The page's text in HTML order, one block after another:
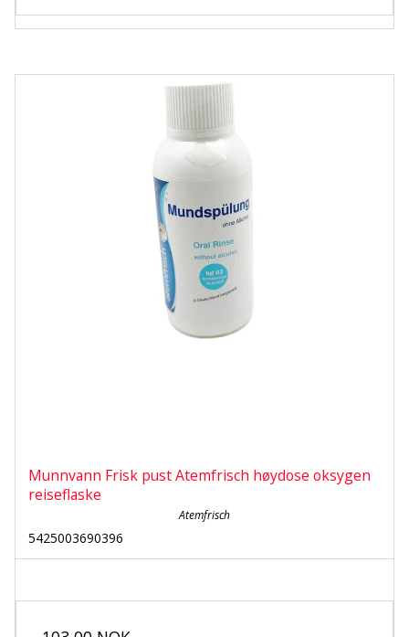
Munnvann Frisk pust Atemfrisch høydose oksygen
reiseflaske
Atemfrisch
5425003690396